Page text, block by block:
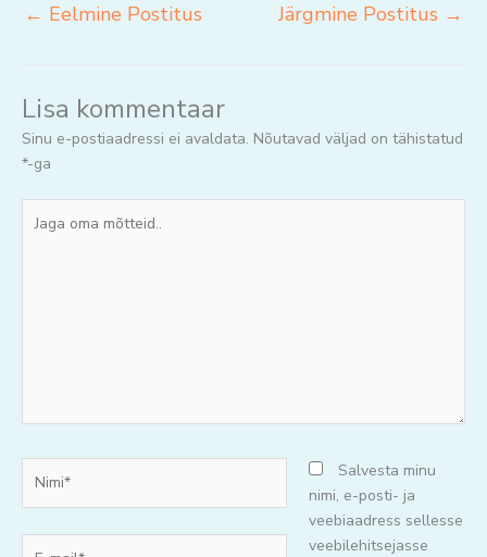
← Eelmine Postitus Järgmine Postitus →
Lisa kommentaar
Sinu e-postiaadressi ei avaldata. Nõutavad väljad on tähistatud
*-ga
oma
Salvesta minu
nimi, e-posti- ja
veebiaadress sellesse
veebilehitsejasse